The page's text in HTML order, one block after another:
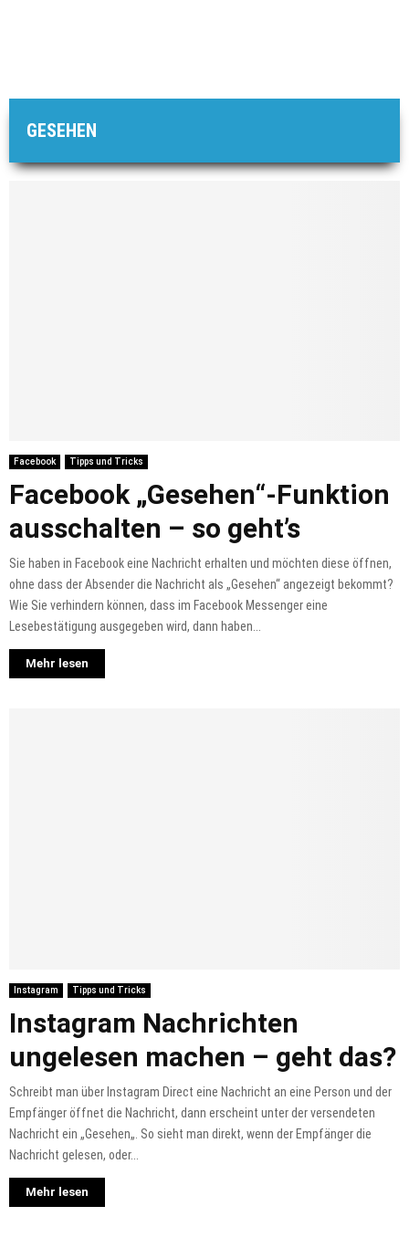
GESEHEN
Facebook Tipps und Tricks
Facebook „Gesehen“-Funktion
ausschalten – so geht’s
Sie haben in Facebook eine Nachricht erhalten und möchten diese öffnen,
ohne dass der Absender die Nachricht als „Gesehen“ angezeigt bekommt?
Wie Sie verhindern können, dass im Facebook Messenger eine
Lesebestätigung ausgegeben wird, dann haben...
Mehr lesen
Instagram Tipps und Tricks
Instagram Nachrichten
ungelesen machen – geht das?
Schreibt man über Instagram Direct eine Nachricht an eine Person und der
Empfänger öffnet die Nachricht, dann erscheint unter der versendeten
Nachricht ein „Gesehen„. So sieht man direkt, wenn der Empfänger die
Nachricht gelesen, oder...
Mehr lesen